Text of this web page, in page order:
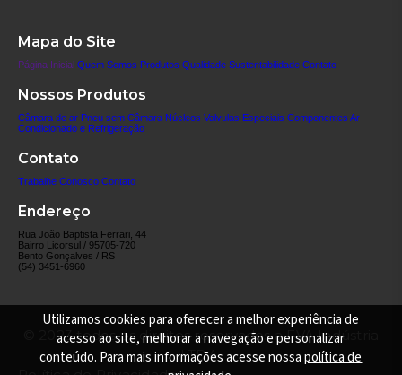
Mapa do Site
Página Inicial Quem Somos Produtos Qualidade Sustentabilidade Contato
Nossos Produtos
Câmara de ar Pneu sem Câmara Núcleos Valvulas Especiais Componentes Ar
Condicionado e Refrigeração
Contato
Trabalhe Conosco Contato
Endereço
Rua João Baptista Ferrari, 44
Bairro Licorsul / 95705-720
Bento Gonçalves / RS
(54) 3451-6960
© 2023 todos os direitos reservados a FVA Indústria
LTDA.
Utilizamos cookies para oferecer a melhor experiência de
acesso ao site, melhorar a navegação e personalizar
conteúdo. Para mais informações acesse nossapolítica de